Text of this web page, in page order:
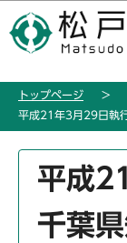
の
ー
トップページ
平成21年3月29日執
平成
千葉